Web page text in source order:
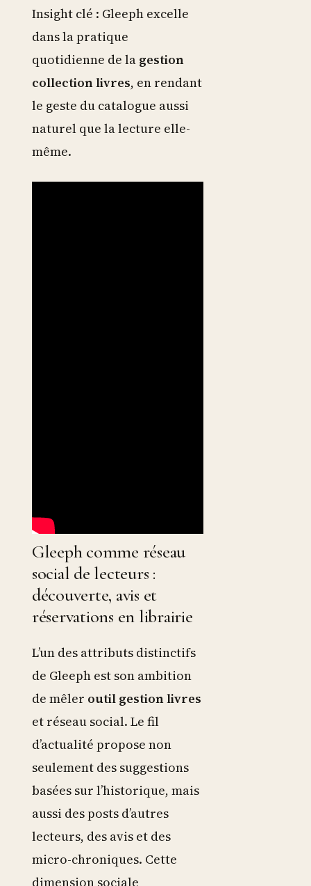
Insight clé : Gleeph excelle
dans la pratique
quotidienne de la gestion
collection livres, en rendant
le geste du catalogue aussi
naturel que la lecture elle-
même.
Gleeph comme réseau
social de lecteurs :
découverte, avis et
réservations en librairie
L’un des attributs distinctifs
de Gleeph est son ambition
de mêler outil gestion livres
et réseau social. Le fil
d’actualité propose non
seulement des suggestions
basées sur l’historique, mais
aussi des posts d’autres
lecteurs, des avis et des
micro-chroniques. Cette
dimension sociale